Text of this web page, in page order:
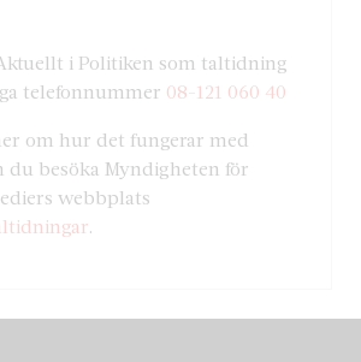
i Politiken som taltidning
telefonnummer 08-121 060 40
om hur det fungerar med
besöka Myndigheten för
webbplats
.